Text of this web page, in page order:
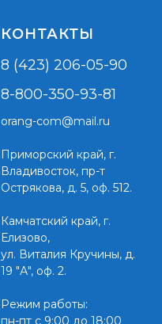
КОНТАКТЫ
8 (423) 206-05-90
8-800-350-93-81
orang-com@mail.ru
Приморский край, г.
Владивосток, пр-т
Острякова, д. 5, оф. 512.
Камчатский край, г.
Елизово,
ул. Виталия Кручины, д.
19 "А", оф. 2.
Режим работы:
пн-пт с 9:00 до 18:00